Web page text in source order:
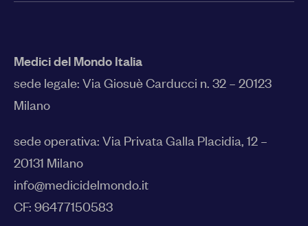
Medici del Mondo Italia
sede legale: Via Giosuè Carducci n. 32 – 20123
Milano
sede operativa: Via Privata Galla Placidia, 12 –
20131 Milano
info@medicidelmondo.it
CF: 96477150583